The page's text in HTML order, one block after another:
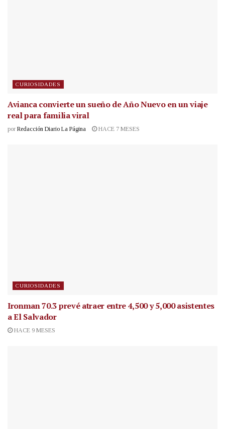
CURIOSIDADES
Avianca convierte un sueño de Año Nuevo en un viaje
real para familia viral
por Redacción Diario La Página HACE 7 MESES
CURIOSIDADES
Ironman 70.3 prevé atraer entre 4,500 y 5,000 asistentes
a El Salvador
HACE 9 MESES